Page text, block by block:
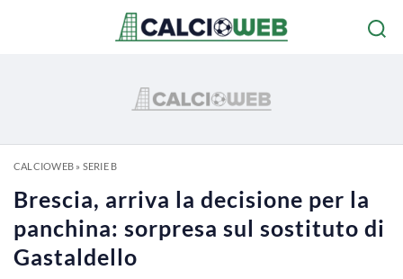
CALCIOWEB» SERIE B
Brescia, arriva la decisione per la
panchina: sorpresa sul sostituto di
Gastaldello